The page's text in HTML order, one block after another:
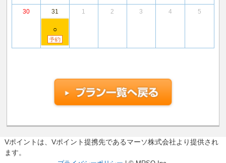
30 31
○
1 2 3 4 5
Vポイントは、Vポイント提携先であるマーソ株式会社より提供され
ます。